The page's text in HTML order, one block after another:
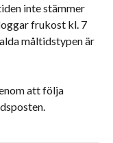
inte stämmer
frukost kl. 7
måltidstypen är
att följa